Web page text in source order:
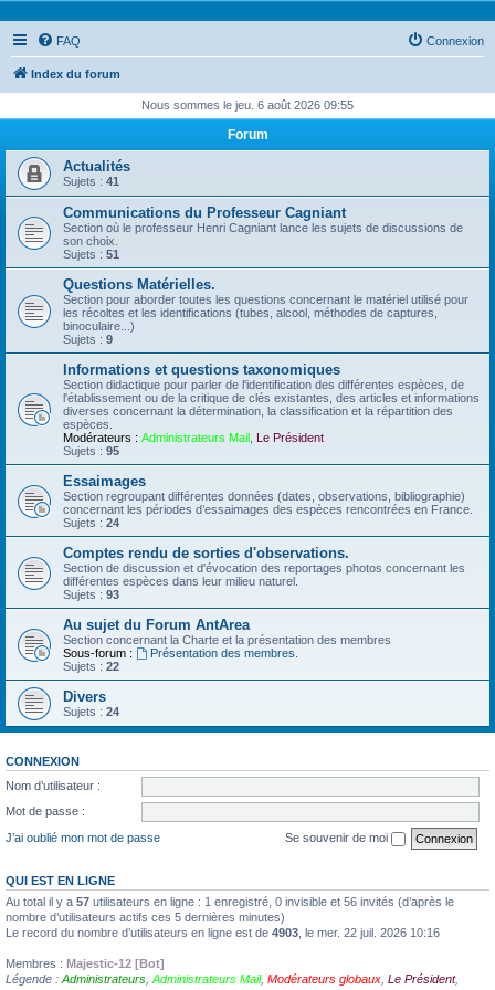
FAQ Connexion
Index du forum
Nous sommes le jeu. 6 août 2026 09:55
Forum
Actualités
Sujets : 41
Communications du Professeur Cagniant
Section où le professeur Henri Cagniant lance les sujets de discussions de
son choix.
Sujets : 51
Questions Matérielles.
Section pour aborder toutes les questions concernant le matériel utilisé pour
les récoltes et les identifications (tubes, alcool, méthodes de captures,
binoculaire...)
Sujets : 9
Informations et questions taxonomiques
Section didactique pour parler de l'identification des différentes espèces, de
l'établissement ou de la critique de clés existantes, des articles et informations
diverses concernant la détermination, la classification et la répartition des
espèces.
Modérateurs : Administrateurs Mail Le Président
Sujets : 95
Essaimages
Section regroupant différentes données (dates, observations, bibliographie)
concernant les périodes d’essaimages des espèces rencontrées en France.
Sujets : 24
Comptes rendu de sorties d'observations.
Section de discussion et d'évocation des reportages photos concernant les
différentes espèces dans leur milieu naturel.
Sujets : 93
Au sujet du Forum AntArea
Section concernant la Charte et la présentation des membres
Sous-forum :
Présentation des membres.
Sujets : 22
Divers
Sujets : 24
CONNEXION
Nom d’utilisateur :
Mot de passe :
J’ai oublié mon mot de passe
Se souvenir de moi
QUI EST EN LIGNE
Au total il y a 57 utilisateurs en ligne : 1 enregistré, 0 invisible et 56 invités (d’après le
nombre d’utilisateurs actifs ces 5 dernières minutes)
Le record du nombre d’utilisateurs en ligne est de 4903 , le mer. 22 juil. 2026 10:16
Membres : Majestic-12 [Bot]
Légende : Administrateurs Administrateurs Mail, Modérateurs globaux Le Président,